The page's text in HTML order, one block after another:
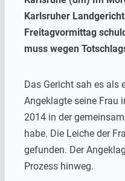
Karlsruher
Freitagvormittag
muss wegen
Das Gericht sah es als
Angeklagte seine Frau
2014 in der
habe. Die Leiche der
gefunden. Der
Prozess hinweg.